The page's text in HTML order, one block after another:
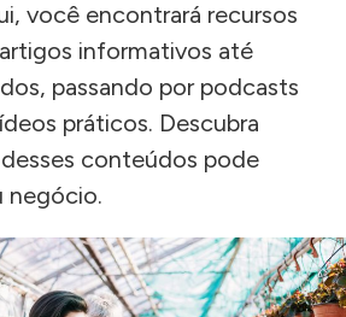
você encontrará recursos
informativos até
passando por podcasts
práticos. Descubra
conteúdos pode
negócio.